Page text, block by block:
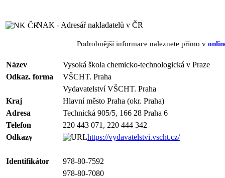
NAK - Adresář nakladatelů v ČR
Podrobnější informace naleznete přímo v
Název
Vysoká škola chemicko-technologická v Praze
Odkaz. forma
VŠCHT. Praha
Vydavatelství VŠCHT. Praha
Kraj
Hlavní město Praha (okr. Praha)
Adresa
Technická 905/5, 166 28 Praha 6
Telefon
220 443 071, 220 444 342
Odkazy
https://vydavatelstvi.vscht.cz/
Identifikátor
978-80-7592
978-80-7080